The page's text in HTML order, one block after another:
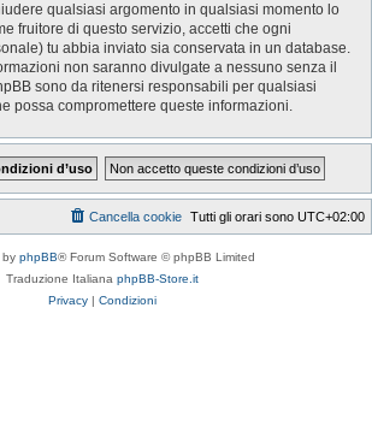
qualsiasi argomento in qualsiasi momento lo
fruitore di questo servizio, accetti che ogni
tu abbia inviato sia conservata in un database.
non saranno divulgate a nessuno senza il
sono da ritenersi responsabili per qualsiasi
possa compromettere queste informazioni.
Tutti gli orari sono UTC+02:00
Cancella cookie
by phpBB® Forum Software © phpBB Limited
Traduzione Italiana phpBB-Store.it
Privacy | Condizioni